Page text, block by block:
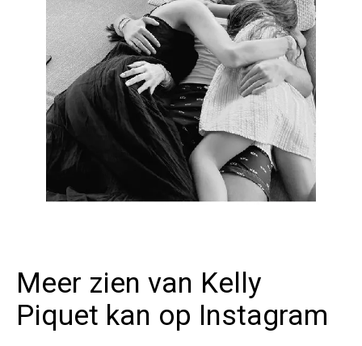
Meer zien van Kelly
Piquet kan op Instagram